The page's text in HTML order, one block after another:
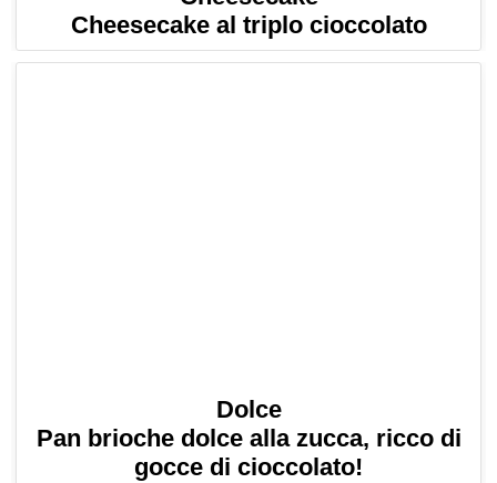
Cheesecake al triplo cioccolato
Dolce
Pan brioche dolce alla zucca, ricco di
gocce di cioccolato!